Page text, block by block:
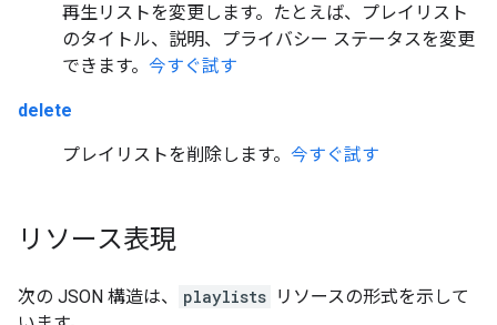
再生リストを変更します。たとえば、プレイリスト
のタイトル、説明、プライバシー ステータスを変更
できます。 今すぐ試す
delete
プレイリストを削除します。 今すぐ試す
リソース表現
次の JSON 構造は、 playlists リソースの形式を示して